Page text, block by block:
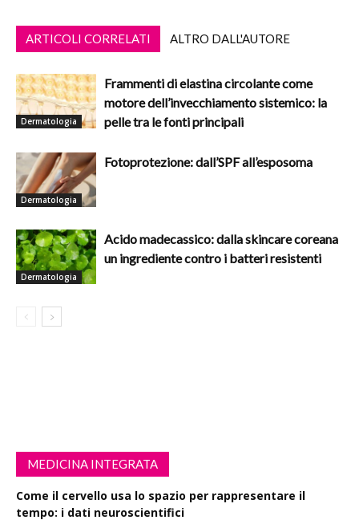
ARTICOLI CORRELATI ALTRO DALL'AUTORE
Dermatologia
Frammenti di elastina circolante come
motore dell’invecchiamento sistemico: la
pelle tra le fonti principali
Dermatologia
Fotoprotezione: dall’SPF all’esposoma
Dermatologia
Acido madecassico: dalla skincare coreana
un ingrediente contro i batteri resistenti
MEDICINA INTEGRATA
Come il cervello usa lo spazio per rappresentare il
tempo: i dati neuroscientifici